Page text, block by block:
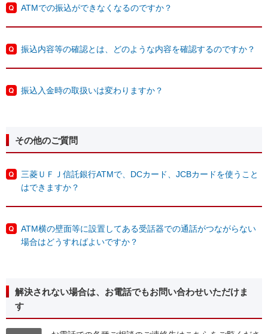
ATMでの振込ができなくなるのですか？
振込内容等の確認とは、どのような内容を確認するのですか？
振込入金時の取扱いは変わりますか？
その他のご質問
三菱ＵＦＪ信託銀行ATMで、DCカード、JCBカードを使うこと
はできますか？
ATM横の壁面等に設置してある受話器での通話がつながらない
場合はどうすればよいですか？
解決されない場合は、お電話でもお問い合わせいただけま
す